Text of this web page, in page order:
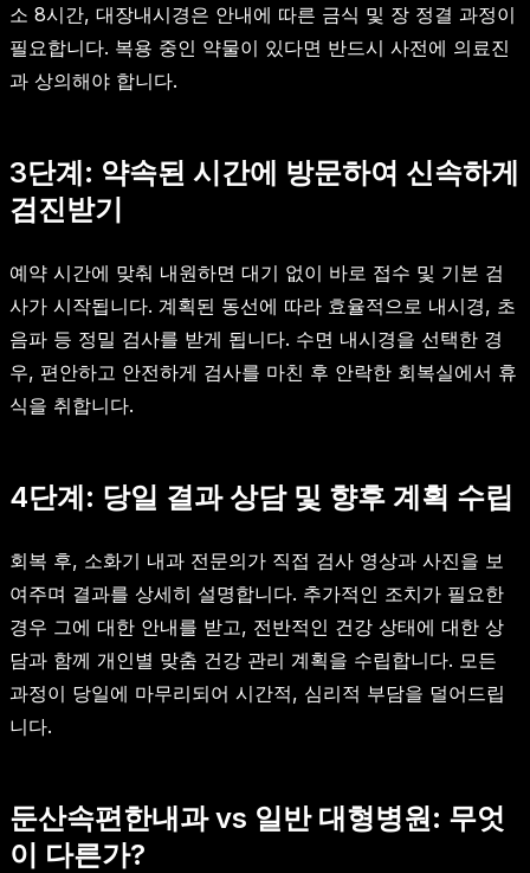
소 8시간, 대장내시경은 안내에 따른 금식 및 장 정결 과정이
필요합니다. 복용 중인 약물이 있다면 반드시 사전에 의료진
과 상의해야 합니다.
3단계: 약속된 시간에 방문하여 신속하게
검진받기
예약 시간에 맞춰 내원하면 대기 없이 바로 접수 및 기본 검
사가 시작됩니다. 계획된 동선에 따라 효율적으로 내시경, 초
음파 등 정밀 검사를 받게 됩니다. 수면 내시경을 선택한 경
우, 편안하고 안전하게 검사를 마친 후 안락한 회복실에서 휴
식을 취합니다.
4단계: 당일 결과 상담 및 향후 계획 수립
회복 후, 소화기 내과 전문의가 직접 검사 영상과 사진을 보
여주며 결과를 상세히 설명합니다. 추가적인 조치가 필요한
경우 그에 대한 안내를 받고, 전반적인 건강 상태에 대한 상
담과 함께 개인별 맞춤 건강 관리 계획을 수립합니다. 모든
과정이 당일에 마무리되어 시간적, 심리적 부담을 덜어드립
니다.
둔산속편한내과 vs 일반 대형병원: 무엇
이 다른가?